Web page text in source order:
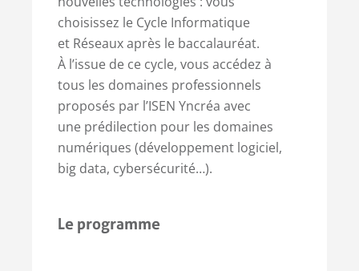
choisissez le Cycle Informatique
et Réseaux après le baccalauréat.
À l’issue de ce cycle, vous accédez à
tous les domaines professionnels
proposés par l’ISEN Yncréa avec
une prédilection pour les domaines
numériques (développement logiciel,
big data, cybersécurité…).
Le programme